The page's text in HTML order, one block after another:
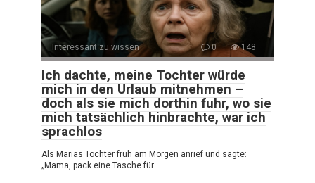
Interessant zu wissen 0 148
Ich dachte, meine Tochter würde
mich in den Urlaub mitnehmen –
doch als sie mich dorthin fuhr, wo sie
mich tatsächlich hinbrachte, war ich
sprachlos
Als Marias Tochter früh am Morgen anrief und sagte:
„Mama, pack eine Tasche für